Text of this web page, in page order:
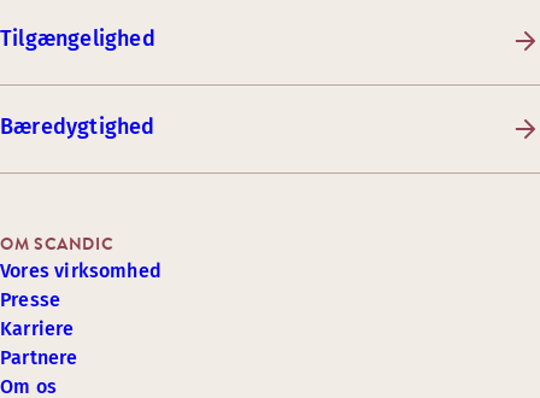
Tilgængelighed
Bæredygtighed
OM SCANDIC
Vores virksomhed
Presse
Karriere
Partnere
Om os